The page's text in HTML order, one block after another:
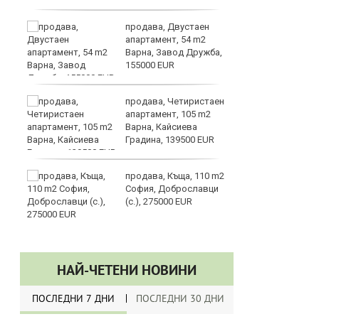
продава, Двустаен
апартамент, 54 m2
Варна, Завод Дружба,
155000 EUR
продава, Четиристаен
апартамент, 105 m2
Варна, Кайсиева
Градина, 139500 EUR
продава, Къща, 110 m2
София, Доброславци
(с.), 275000 EUR
НАЙ-ЧЕТЕНИ НОВИНИ
ПОСЛЕДНИ 7 ДНИ ПОСЛЕДНИ 30 ДНИ